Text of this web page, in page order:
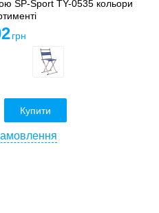
SP-Sport TY-0535 кольори
грн
Купити